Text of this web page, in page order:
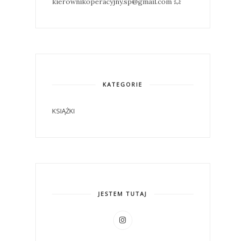
KATEGORIE
KSIĄŻKI
JESTEM TUTAJ